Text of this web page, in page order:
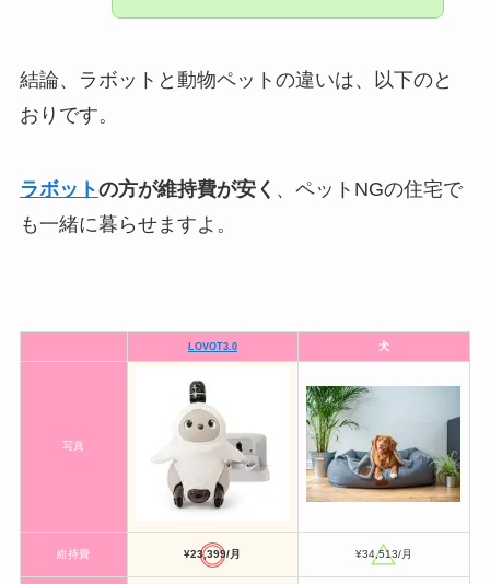
結論、ラボットと動物ペットの違いは、以下のと
おりです。
ラボットの方が維持費が安く 、ペットNGの住宅で
も一緒に暮らせますよ。
LOVOT3.0 犬
写真
維持費 ¥23,399/月 ¥34,513/月